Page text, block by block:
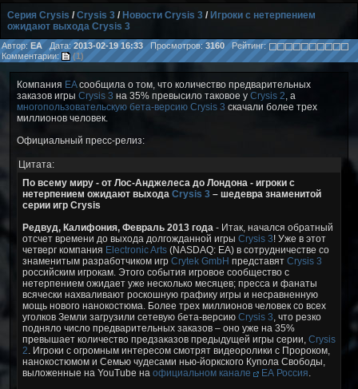
Серия Crysis /Crysis 3 / Новости Crysis 3 / Игроки с нетерпением
ожидают выхода Crysis 3
Автор: EAДата:2013-02-19 16:33 Просмотров:3160Рейтинг:
Комментарии:
(1)
Компания EAсообщила о том, что количество предварительных
заказов игры Crysis 3 на 35% превысило таковое у Crysis 2, а
многопользовательскую бета-версию Crysis 3 скачали более трех
миллионов человек.
Официальный пресс-релиз:
Цитата:
По всему миру - от Лос-Анджелеса до Лондона - игроки с
нетерпением ожидают выхода Crysis 3 – шедевра знаменитой
серии игр Crysis
Редвуд, Калифония, Февраль 2013 года - Итак, начался обратный
отсчет времени до выхода долгожданной игры Crysis 3! Уже в этот
четверг компания Electronic Arts (NASDAQ: EA) в сотрудничестве со
знаменитым разработчиком игр Crytek GmbH представят Crysis 3
российским игрокам. Этого события игровое сообщество с
нетерпением ожидает уже несколько месяцев; пресса и фанаты
всячески нахваливают роскошную графику игры и несравненную
мощь нового нанокостюма. Более трех миллионов человек со всех
уголков Земли загрузили сетевую бета-версию Crysis 3, что резко
подняло число предварительных заказов – оно уже на 35%
превышает количество предзаказов предыдущей игры серии, Crysis
2. Игроки с огромным интересом смотрят видеоролики с Пророком,
нанокостюмом и Семью чудесами нью-йоркского Купола Свободы,
выложенные на YouTube на официальном канале ЕА Россия.